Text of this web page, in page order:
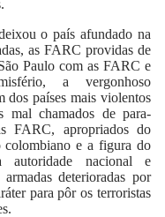
o país afundado na
as FARC providas de
Paulo com as FARC e
a vergonhoso
dos países mais violentos
mal chamados de para-
FARC, apropriados do
colombiano e a figura do
autoridade nacional e
deterioradas por
para pôr os terroristas